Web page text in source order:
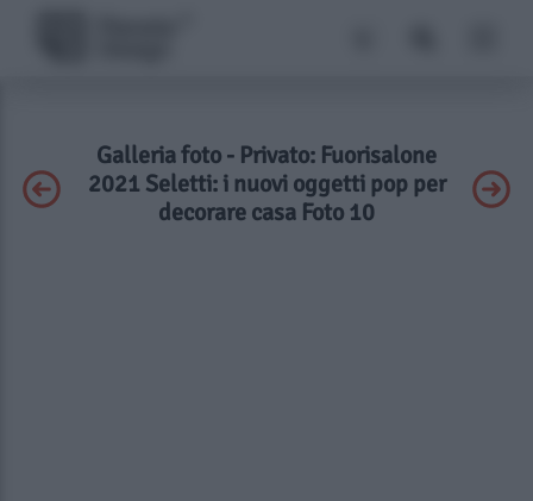
Galleria foto - Privato: Fuorisalone
2021 Seletti: i nuovi oggetti pop per
decorare casa Foto 10